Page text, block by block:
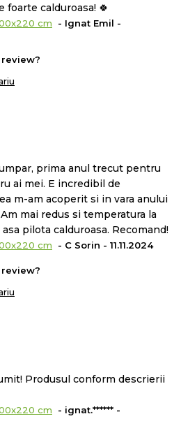
foarte calduroasa! 🍀
cm
- Ignat Emil -
prima anul trecut pentru
ai mei. E incredibil de
m-am acoperit si in vara anului
mai redus si temperatura la
pilota calduroasa. Recomand!
cm - C Sorin - 11.11.2024
Produsul conform descrierii
cm
- ignat.****** -